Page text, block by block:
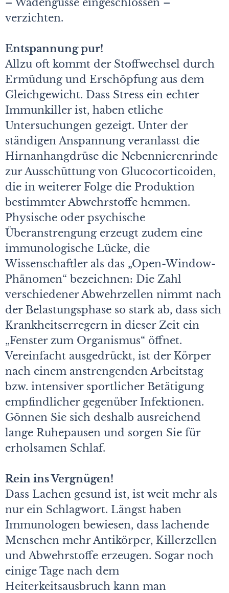
verzichten.
Entspannung pur!
Allzu oft kommt der Stoffwechsel durch
Ermüdung und Erschöpfung aus dem
Gleichgewicht. Dass Stress ein echter
Immunkiller ist, haben etliche
Untersuchungen gezeigt. Unter der
ständigen Anspannung veranlasst die
Hirnanhangdrüse die Nebennierenrinde
zur Ausschüttung von Glucocorticoiden,
die in weiterer Folge die Produktion
bestimmter Abwehrstoffe hemmen.
Physische oder psychische
Überanstrengung erzeugt zudem eine
immunologische Lücke, die
Wissenschaftler als das „Open-Window-
Phänomen“ bezeichnen: Die Zahl
verschiedener Abwehrzellen nimmt nach
der Belastungsphase so stark ab, dass sich
Krankheitserregern in dieser Zeit ein
„Fenster zum Organismus“ öffnet.
Vereinfacht ausgedrückt, ist der Körper
nach einem anstrengenden Arbeitstag
bzw. intensiver sportlicher Betätigung
empfindlicher gegenüber Infektionen.
Gönnen Sie sich deshalb ausreichend
lange Ruhepausen und sorgen Sie für
erholsamen Schlaf.
Rein ins Vergnügen!
Dass Lachen gesund ist, ist weit mehr als
nur ein Schlagwort. Längst haben
Immunologen bewiesen, dass lachende
Menschen mehr Antikörper, Killerzellen
und Abwehrstoffe erzeugen. Sogar noch
einige Tage nach dem
Heiterkeitsausbruch kann man